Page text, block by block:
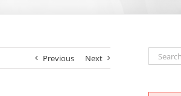
Previous Next
Search
for: